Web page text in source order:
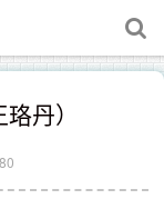
丹）